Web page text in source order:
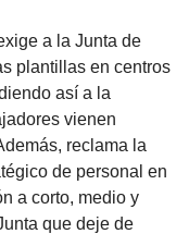
a la Junta de
plantillas en centros
así a la
vienen
reclama la
de personal en
a corto, medio y
que deje de